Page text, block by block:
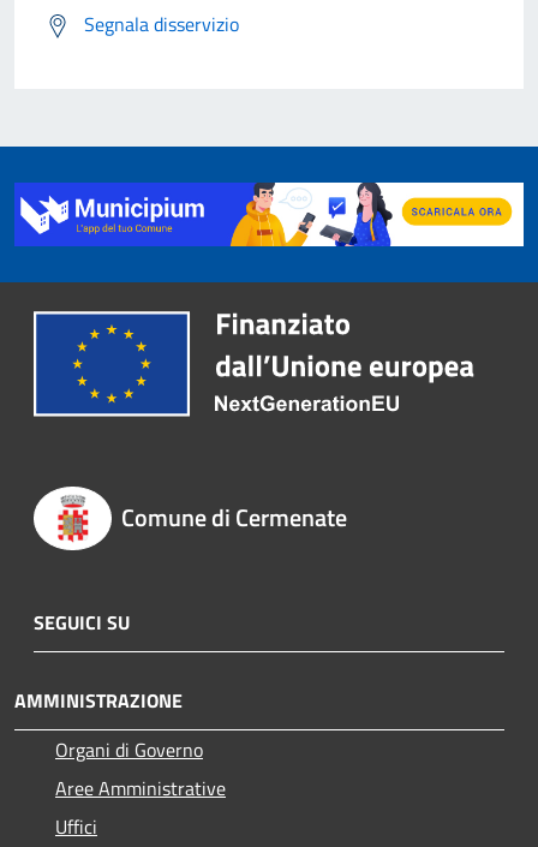
Segnala disservizio
Comune di Cermenate
SEGUICI SU
AMMINISTRAZIONE
Organi di Governo
Aree Amministrative
Uffici